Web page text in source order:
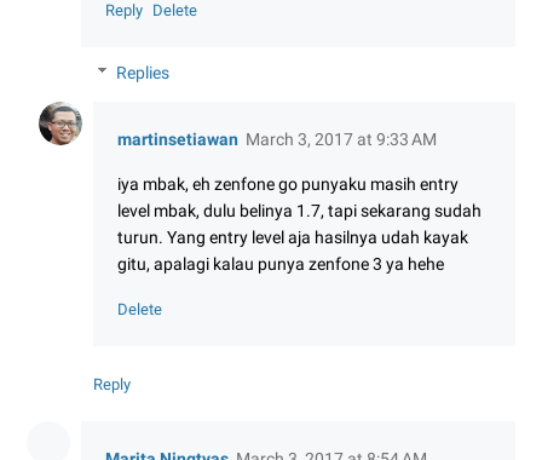
Reply Delete
Replies
martinsetiawan March 3, 2017 at 9:33 AM
iya mbak, eh zenfone go punyaku masih entry
level mbak, dulu belinya 1.7, tapi sekarang sudah
turun. Yang entry level aja hasilnya udah kayak
gitu, apalagi kalau punya zenfone 3 ya hehe
Delete
Reply